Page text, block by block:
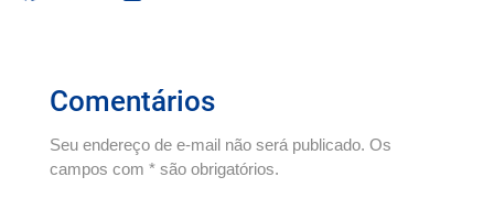
Comentários
Seu endereço de e-mail não será publicado. Os
campos com * são obrigatórios.